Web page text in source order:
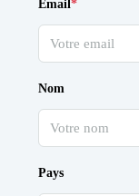
Email*
Nom
Pays